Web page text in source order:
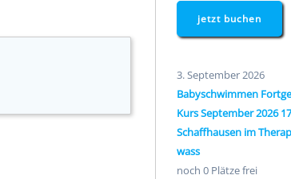
jetzt buchen
3. September 2026
Babyschwimmen
Kurs September 2026
Schaffhausen im
wass
noch 0 Plätze frei